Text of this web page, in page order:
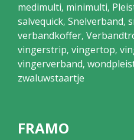
medimulti, minimulti,
salvequick, Snelverband,
verbandkoffer,
vingerstrip, vingertop,
vingerverband,
zwaluwstaartje
FRAMO